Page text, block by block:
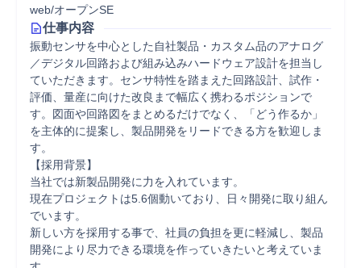
web/オープンSE
仕事内容
振動センサを中心とした自社製品・カスタム品のアナログ
／デジタル回路および組み込みハードウェア設計を担当し
ていただきます。センサ特性を踏まえた回路設計、試作・
評価、量産に向けた改良まで幅広く携わるポジションで
す。図面や回路図をまとめるだけでなく、「どう作るか」
を主体的に提案し、製品開発をリードできる方を歓迎しま
す。
【採用背景】
当社では新製品開発に力を入れています。
現在プロジェクトは5.6個動いており、日々開発に取り組ん
でいます。
新しい方を採用する事で、社員の負担を更に軽減し、製品
開発により尽力できる環境を作っていきたいと考えていま